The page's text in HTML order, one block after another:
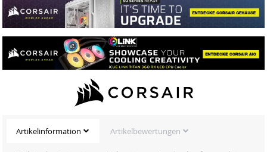
Artikelinformation Artikelbewertungen